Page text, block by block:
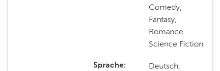
Comedy,
Fantasy,
Romance,
Science Fiction
Sprache
Deutsch,